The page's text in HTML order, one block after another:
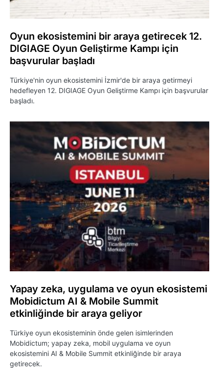
Oyun ekosistemini bir araya getirecek 12.
DIGIAGE Oyun Geliştirme Kampı için
başvurular başladı
Türkiye'nin oyun ekosistemini İzmir'de bir araya getirmeyi
hedefleyen 12. DIGIAGE Oyun Geliştirme Kampı için başvurular
başladı.
Yapay zeka, uygulama ve oyun ekosistemi
Mobidictum AI & Mobile Summit
etkinliğinde bir araya geliyor
Türkiye oyun ekosisteminin önde gelen isimlerinden
Mobidictum; yapay zeka, mobil uygulama ve oyun
ekosistemini AI & Mobile Summit etkinliğinde bir araya
getirecek.